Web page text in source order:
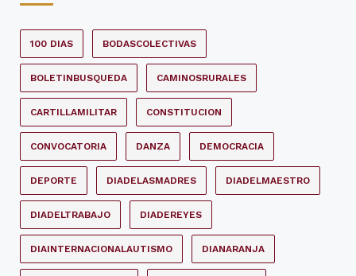
100 DIAS BODASCOLECTIVAS
BOLETINBUSQUEDA CAMINOSRURALES
CARTILLAMILITAR CONSTITUCION
CONVOCATORIA DANZA DEMOCRACIA
DEPORTE DIADELASMADRES DIADELMAESTRO
DIADELTRABAJO DIADEREYES
DIAINTERNACIONALAUTISMO DIANARANJA